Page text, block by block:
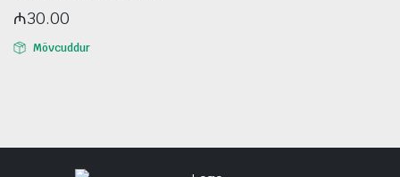
₼30.00
Mövcuddur